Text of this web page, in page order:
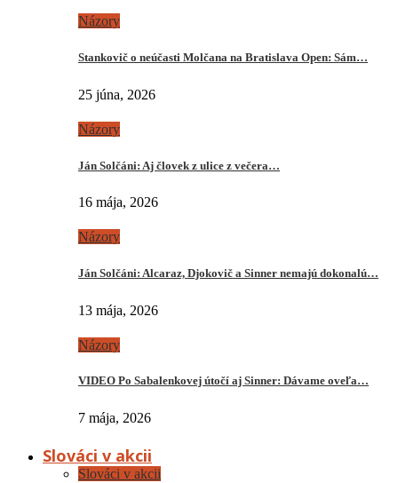
Názory
Stankovič o neúčasti Molčana na Bratislava Open: Sám…
25 júna, 2026
Názory
Ján Solčáni: Aj človek z ulice z večera…
16 mája, 2026
Názory
Ján Solčáni: Alcaraz, Djokovič a Sinner nemajú dokonalú…
13 mája, 2026
Názory
VIDEO Po Sabalenkovej útočí aj Sinner: Dávame oveľa…
7 mája, 2026
Slováci v akcii
Slováci v akcii